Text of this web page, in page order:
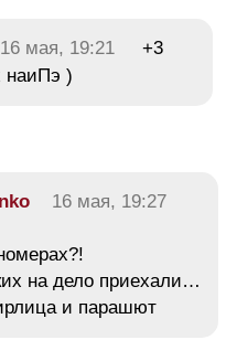
16 мая, 19:21
+3
наиПэ )
16 мая, 19:27
на дело приехали…
и парашют